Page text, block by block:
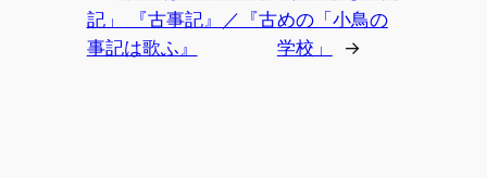
記」 『古事記』／『古
事記は歌ふ』
めの「小鳥の
学校」
→